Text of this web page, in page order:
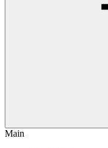
Main